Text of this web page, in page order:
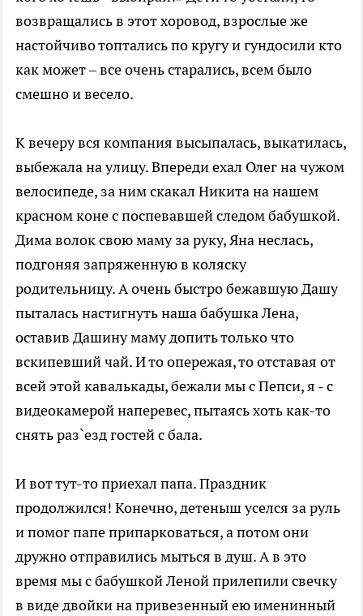
возвращались в этот хоровод, взрослые же
настойчиво топтались по кругу и гундосили кто
как может – все очень старались, всем было
смешно и весело.
К вечеру вся компания высыпалась, выкатилась,
выбежала на улицу. Впереди ехал Олег на чужом
велосипеде, за ним скакал Никита на нашем
красном коне с поспевавшей следом бабушкой.
Дима волок свою маму за руку, Яна неслась,
подгоняя запряженную в коляску
родительницу. А очень быстро бежавшую Дашу
пыталась настигнуть наша бабушка Лена,
оставив Дашину маму допить только что
вскипевший чай. И то опережая, то отставая от
всей этой кавалькады, бежали мы с Пепси, я - с
видеокамерой наперевес, пытаясь хоть как-то
снять раз`езд гостей с бала.
И вот тут-то приехал папа. Праздник
продолжился! Конечно, детеныш уселся за руль
и помог папе припарковаться, а потом они
дружно отправились мыться в душ. А в это
время мы с бабушкой Леной прилепили свечку
в виде двойки на привезенный ею именинный